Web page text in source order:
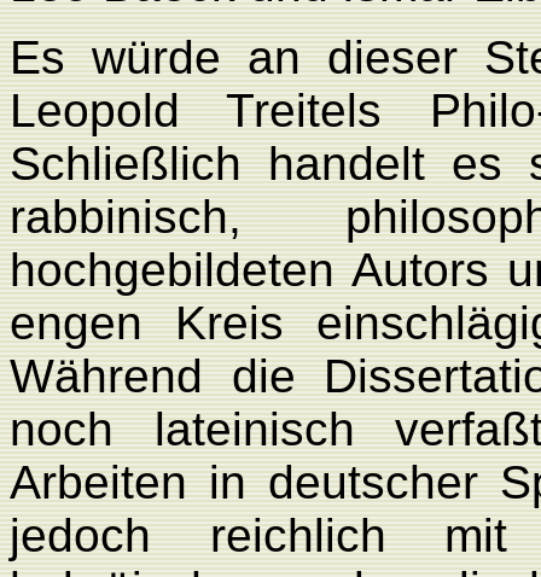
Es würde an dieser
Leopold Treitels
Schließlich handelt es
rabbinisch,
hochgebildeten Autors
engen Kreis
Während die
noch lateinisch
Arbeiten in deutscher
jedoch reichlich mit